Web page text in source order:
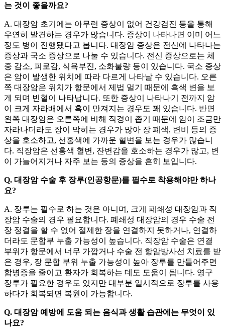
는 것이 좋을까요?
A. 대장암 초기에는 아무런 증상이 없어 건강검진 등을 통해
우연히 발견하는 경우가 많습니다. 증상이 나타나면 이미 어느
정도 병이 진행됐다고 봅니다. 대장암 증상은 전신에 나타나는
증상과 국소 증상으로 나눌 수 있습니다. 전신 증상으로는 체
중 감소, 피로감, 식욕부진, 소화불량 등이 있습니다. 국소 증상
은 암이 발생한 위치에 따라 다르게 나타날 수 있습니다. 오른
쪽 대장암은 위치가 항문에서 제법 멀기 때문에 흑색 변을 보
게 되며 빈혈이 나타납니다. 또한 증상이 나타나기 전까지 암
이 크게 자라배에서 혹이 만져지는 경우도 꽤 있습니다. 반면
왼쪽 대장암은 오른쪽에 비해 직경이 좁기 때문에 암이 조금만
자라나더라도 장이 막히는 경우가 많아 장 폐색, 변비 등의 증
상을 호소하고, 선홍색에 가까운 혈변을 보는 경우가 많습니
다. 직장암은 선홍색 혈변, 잔변감을 호소하는 경우가 많고, 변
이 가늘어지거나 자주 보는 등의 증상을 흔히 보입니다.
Q. 대장암 수술 후 장루(인공항문)를 필수로 착용해야만 하나
요?
A. 장루는 필수로 하는 것은 아니며, 크게 폐쇄성 대장암과 직
장암 수술의 경우 필요합니다. 폐쇄성 대장암의 경우 수술 전
장 정결을 할 수 없어 절제한 장을 연결하지 못하거나, 연결하
더라도 문합부 누출 가능성이 높습니다. 직장암 수술은 연결
부위가 항문에서 너무 가깝거나 수술 전 항암방사선 치료를 받
은 경우, 장 문합 부위 누출 가능성이 높아 장루를 만들어주면
합병증을 줄이고 환자가 회복하는 데도 도움이 됩니다. 영구
장루가 필요한 경우도 있지만 대부분 일시적으로 장루를 사용
하다가 회복되면 복원이 가능합니다.
Q. 대장암 예방에 도움 되는 음식과 생활 습관에는 무엇이 있
나요?